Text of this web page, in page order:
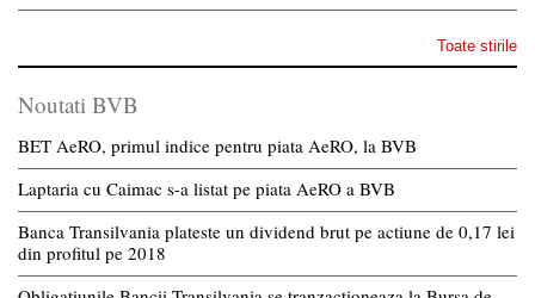
Toate stirile
Noutati BVB
BET AeRO, primul indice pentru piata AeRO, la BVB
Laptaria cu Caimac s-a listat pe piata AeRO a BVB
Banca Transilvania plateste un dividend brut pe actiune de 0,17 lei
din profitul pe 2018